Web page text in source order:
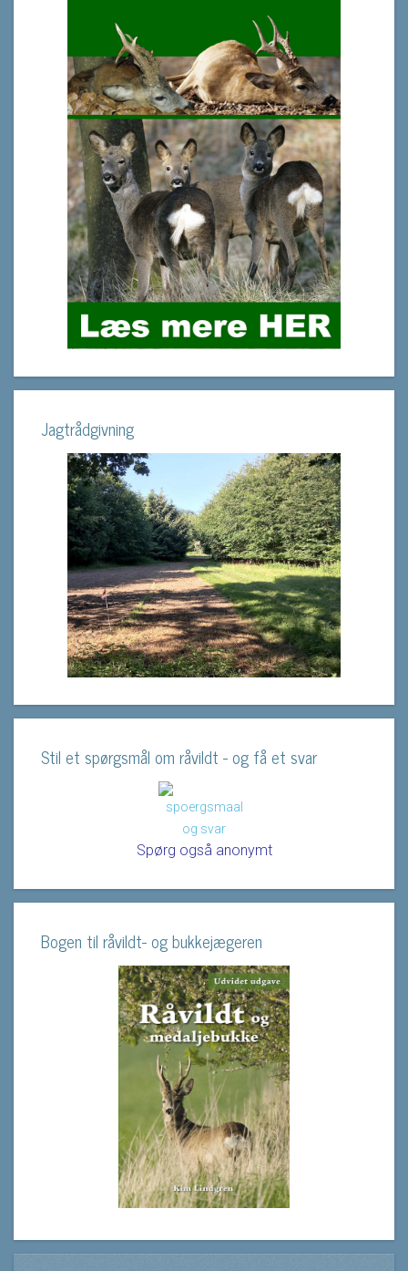
Jagtrådgivning
Stil et spørgsmål om råvildt - og få et svar
Spørg også anonymt
Bogen til råvildt- og bukkejægeren